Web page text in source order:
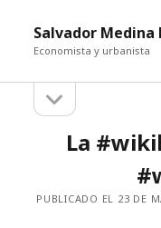
Salvador Medina
Economista y urbanista
Barra
lateral
la
lateral
La
PUBLICADO EL 23 DE